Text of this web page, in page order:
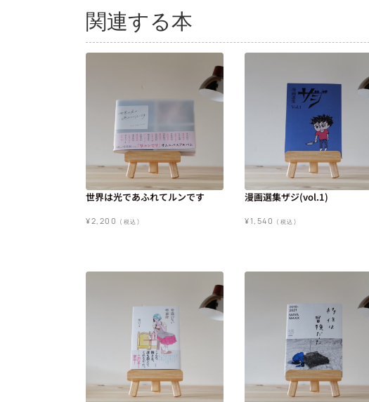
関連する本
世界は光であふれてルンです
¥2,200 (税込)
漫画選集ザジ(vol.1)
¥1,540 (税込)